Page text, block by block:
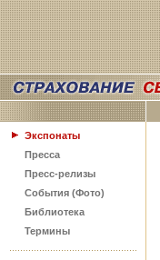
Экспонаты
Пресса
Пресс-релизы
События (Фото)
Библиотека
Термины